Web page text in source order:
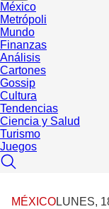
México
Metrópoli
Mundo
Finanzas
Análisis
Cartones
Gossip
Cultura
Tendencias
Ciencia y Salud
Turismo
Juegos
MÉXICOLUNES,